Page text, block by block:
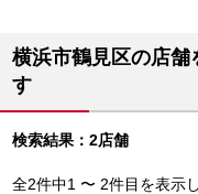
横浜市鶴見区の店舗
す
検索結果：2店舗
全2件中1 〜 2件目を表示